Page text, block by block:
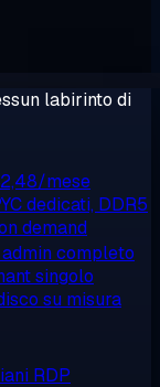
labirinto di
mese
dedicati, DDR5
demand
completo
singolo
su misura
RDP